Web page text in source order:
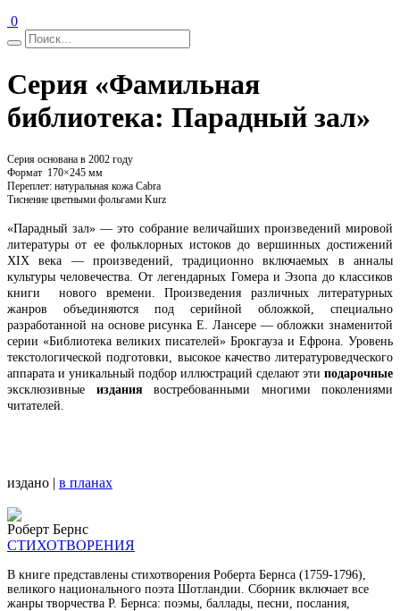
0
Серия «Фамильная
библиотека: Парадный зал»
Серия основана в 2002 году
Формат 170×245 мм
Переплет: натуральная кожа Cabra
Тиснение цветными фольгами Kurz
«Парадный зал» — это собрание величайших произведений мировой
литературы от ее фольклорных истоков до вершинных достижений
XIX века — произведений, традиционно включаемых в анналы
культуры человечества. От легендарных Гомера и Эзопа до классиков
книги нового времени. Произведения различных литературных
жанров объединяются под серийной обложкой, специально
разработанной на основе рисунка Е. Лансере — обложки знаменитой
серии «Библиотека великих писателей» Брокгауза и Ефрона. Уровень
текстологической подготовки, высокое качество литературоведческого
аппарата и уникальный подбор иллюстраций сделают эти подарочные
эксклюзивные изданиявостребованными многими поколениями
читателей.
издано | в планах
Роберт Бернс
СТИХОТВОРЕНИЯ
В книге представлены стихотворения Роберта Бернса (1759-1796),
великого национального поэта Шотландии. Сборник включает все
жанры творчества Р. Бернса: поэмы, баллады, песни, послания,